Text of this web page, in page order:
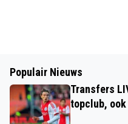
Populair Nieuws
Transfers
topclub,